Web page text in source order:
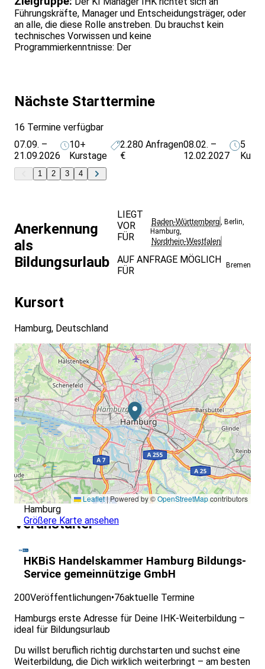
Führungskräfte, Manager und Entscheidungsträger, oder
an alle, die diese Rolle anstreben. Du brauchst kein
technisches Vorwissen und keine
Programmierkenntnisse: Der
Nächste Starttermine
16 Termine verfügbar
07.09. –
21.09.2026
10+
Kurstage
2.280
€
Anfragen08.02. –
12.02.2027
5
1 2 3 4
Anerkennung
als
Bildungsurlaub
LIEGT
VOR
FÜR
Baden-Württemberg, Berlin,
Hamburg,
Nordrhein-Westfalen
AUF ANFRAGE MÖGLICH
FÜR
Bremen
Kursort
Hamburg, Deutschland
Leaflet|Powered by ©OpenStreetMapcontributors
Hamburg
Größere Karte ansehen
Veranstalter
HKBiS Handelskammer Hamburg Bildungs-
Service gemeinnützige GmbH
200Veröffentlichungen•76aktuelle Termine
Hamburgs erste Adresse für Deine IHK-Weiterbildung –
ideal für Bildungsurlaub
Du willst beruflich richtig durchstarten und suchst eine
Weiterbildung, die Dich wirklich weiterbringt – am besten